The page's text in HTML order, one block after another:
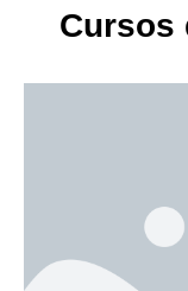
Cursos